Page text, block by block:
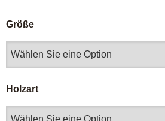
Größe
Holzart